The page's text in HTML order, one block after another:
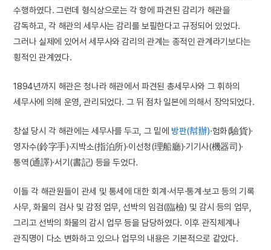
수행하였다. 그런데 형식상으로는 각 항에 파견된 감리가 해관을
감독하고, 각 해관의 세무사는 감리를 보필한다고 규정되어 있었다.
그러나 실제에 있어서 세무사와 감리의 관계는 종적인 관계라기보다는
횡적인 관계였다.
1894년까지 해관은 청나라 해관에서 파견된 총세무사와 그 휘하의
세무사에 의해 운영, 관리되었다. 그 뒤 점차 일본에 의해서 장악되었다.
창설 당시 각 해관에는 세무사를 두고, 그 밑에 방판(幇辦)·험화(驗貨)·
영자수(鈴字手)·지박소(指泊所)·이선청(理船廳)·기기사(機器司)·
통역(通譯)·서기(書記) 등을 두었다.
이들 각 해관원들이 관세 및 통세에 대한 회계·서무·통계·보고 등의 기록
사무, 화물의 검사 및 감정 업무, 선박의 임검(臨檢) 및 감시 등의 업무,
그리고 선박의 화물의 감시 업무 등을 담당하였다. 이후 관직체계나
관직명이 다소 변화하고 있으나 업무의 내용은 기본적으로 같았다.